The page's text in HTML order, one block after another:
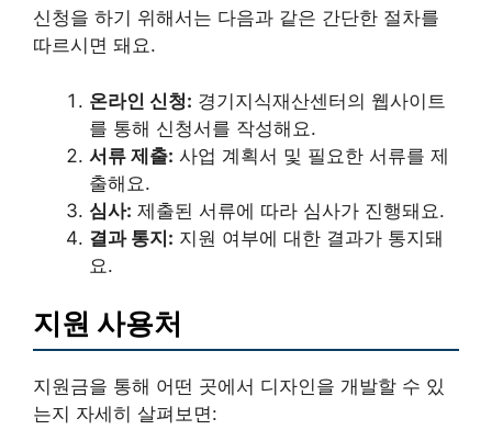
신청을 하기 위해서는 다음과 같은 간단한 절차를
따르시면 돼요.
온라인 신청: 경기지식재산센터의 웹사이트
를 통해 신청서를 작성해요.
서류 제출: 사업 계획서 및 필요한 서류를 제
출해요.
심사: 제출된 서류에 따라 심사가 진행돼요.
결과 통지: 지원 여부에 대한 결과가 통지돼
요.
지원 사용처
지원금을 통해 어떤 곳에서 디자인을 개발할 수 있
는지 자세히 살펴보면: